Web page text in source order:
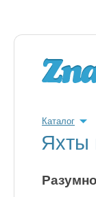
Каталог
Яхты